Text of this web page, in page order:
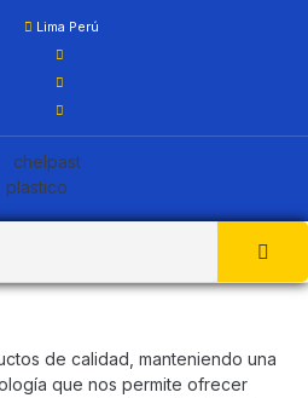
Lima Perú
de calidad, manteniendo una
que nos permite ofrecer